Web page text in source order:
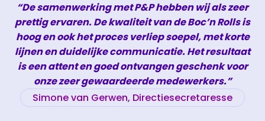
“De samenwerking met P&P hebben wij als zeer
prettig ervaren. De kwaliteit van de Boc’n Rolls is
hoog en ook het proces verliep soepel, met korte
lijnen en duidelijke communicatie. Het resultaat
is een attent en goed ontvangen geschenk voor
onze zeer gewaardeerde medewerkers.”
Simone van Gerwen, Directiesecretaresse